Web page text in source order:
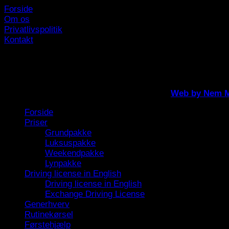
Forside
Om os
Privatlivspolitik
Kontakt
Web by Nem
Forside
Priser
Grundpakke
Luksuspakke
Weekendpakke
Lynpakke
Driving license in English
Driving license in English
Exchange Driving License
Generhverv
Rutinekørsel
Førstehjælp